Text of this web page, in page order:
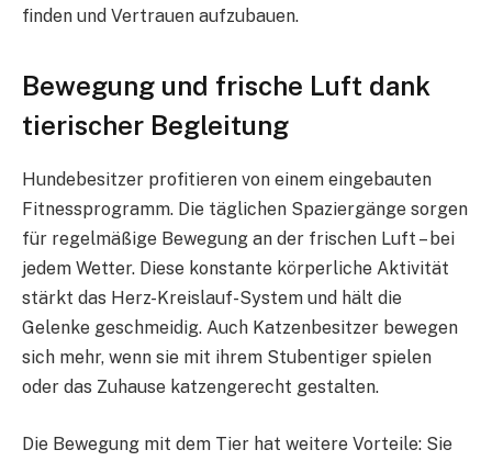
finden und Vertrauen aufzubauen.
Bewegung und frische Luft dank
tierischer Begleitung
Hundebesitzer profitieren von einem eingebauten
Fitnessprogramm. Die täglichen Spaziergänge sorgen
für regelmäßige Bewegung an der frischen Luft – bei
jedem Wetter. Diese konstante körperliche Aktivität
stärkt das Herz-Kreislauf-System und hält die
Gelenke geschmeidig. Auch Katzenbesitzer bewegen
sich mehr, wenn sie mit ihrem Stubentiger spielen
oder das Zuhause katzengerecht gestalten.
Die Bewegung mit dem Tier hat weitere Vorteile: Sie